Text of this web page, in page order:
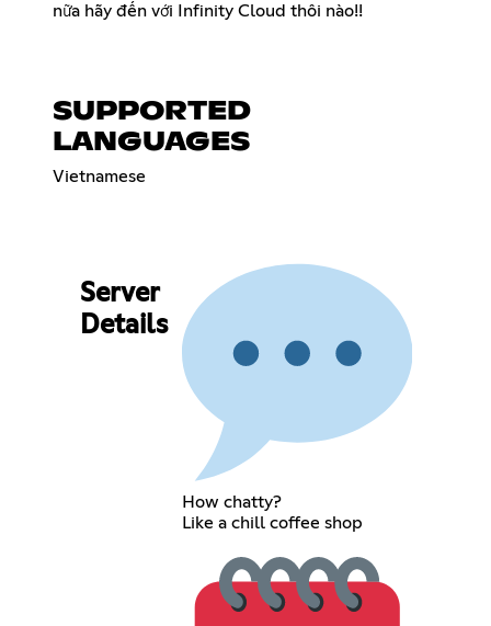
nữa hãy đến với Infinity Cloud thôi nào!!
SUPPORTED
LANGUAGES
Vietnamese
Server
Details
How chatty?
Like a chill coffee shop